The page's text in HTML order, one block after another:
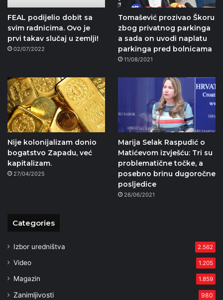
FEAL podijelio dobit sa
svim radnicima. Ovo je
prvi takav slučaj u zemlji!
02/07/2022
Tomašević prozivao Škoru
zbog privatnog parkinga
a sada on uvodi naplatu
parkinga pred bolnicama
11/08/2021
Nije kolonijalizam donio
bogatstvo Zapadu, već
kapitalizam.
27/04/2025
Marija Selak Raspudić o
Matićevom izvješću: Tri su
problematične točke, a
posebno brinu dugoročne
posljedice
26/06/2021
Categories
Izbor uredništva 2.562
Video 1.205
Magazin 1.859
Zanimljivosti 980